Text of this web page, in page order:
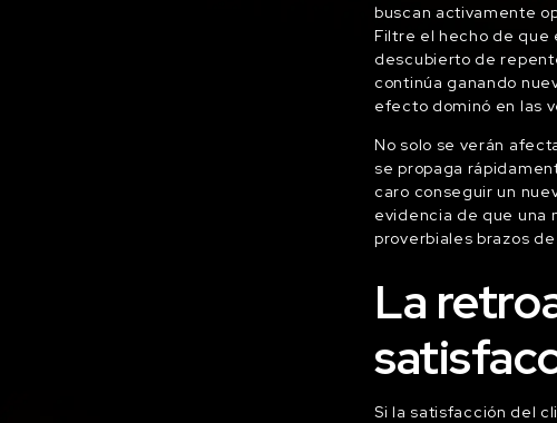
buscan activamente
Filtre el hecho de que
descubierto de
continúa ganando
efecto dominó en las
No solo se verán
se propaga
caro conseguir un
evidencia de que una
proverbiales brazos
La
Si la satisfacción del